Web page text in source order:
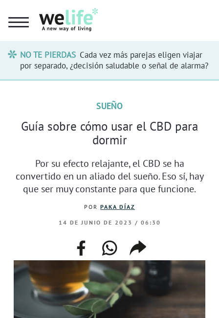
NO TE PIERDAS Cada vez más parejas eligen viajar
por separado, ¿decisión saludable o señal de alarma?
SUEÑO
Guía sobre cómo usar el CBD para
dormir
Por su efecto relajante, el CBD se ha
convertido en un aliado del sueño. Eso sí, hay
que ser muy constante para que funcione.
POR PAKA DÍAZ
14 DE JUNIO DE 2023 / 06:30
facebookwhatsappcompartir
enlace